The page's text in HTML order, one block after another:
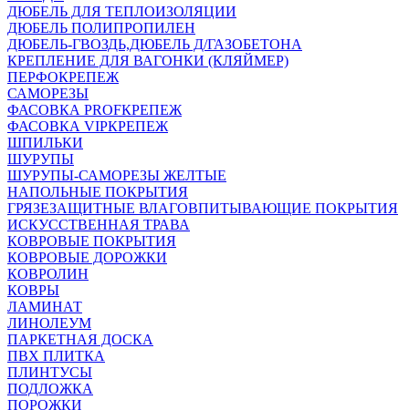
ДЮБЕЛЬ ДЛЯ ТЕПЛОИЗОЛЯЦИИ
ДЮБЕЛЬ ПОЛИПРОПИЛЕН
ДЮБЕЛЬ-ГВОЗДЬ,ДЮБЕЛЬ Д/ГАЗОБЕТОНА
КРЕПЛЕНИЕ ДЛЯ ВАГОНКИ (КЛЯЙМЕР)
ПЕРФОКРЕПЕЖ
САМОРЕЗЫ
ФАСОВКА PROFКРЕПЕЖ
ФАСОВКА VIPКРЕПЕЖ
ШПИЛЬКИ
ШУРУПЫ
ШУРУПЫ-САМОРЕЗЫ ЖЕЛТЫЕ
НАПОЛЬНЫЕ ПОКРЫТИЯ
ГРЯЗЕЗАЩИТНЫЕ ВЛАГОВПИТЫВАЮЩИЕ ПОКРЫТИЯ
ИСКУССТВЕННАЯ ТРАВА
КОВРОВЫЕ ПОКРЫТИЯ
КОВРОВЫЕ ДОРОЖКИ
КОВРОЛИН
КОВРЫ
ЛАМИНАТ
ЛИНОЛЕУМ
ПАРКЕТНАЯ ДОСКА
ПВХ ПЛИТКА
ПЛИНТУСЫ
ПОДЛОЖКА
ПОРОЖКИ